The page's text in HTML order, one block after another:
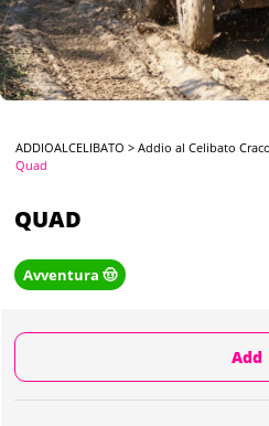
ADDIOALCELIBATO >Addio al Celibato
Quad
QUAD
Avventura 🤠
Add